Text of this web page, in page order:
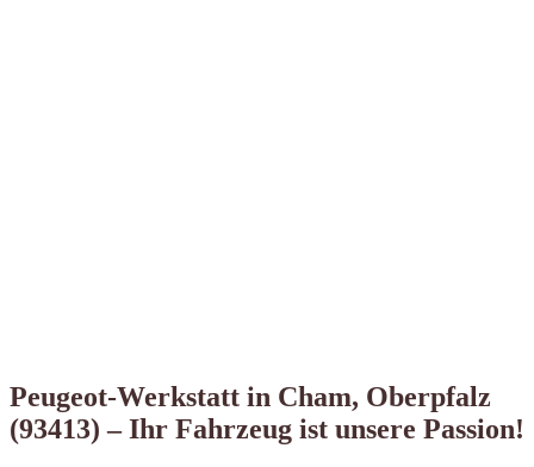
Peugeot-Werkstatt in Cham, Oberpfalz
(93413) – Ihr Fahrzeug ist unsere Passion!